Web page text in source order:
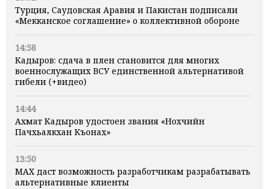
Турция, Саудовская Аравия и Пакистан подписали
«Мекканское соглашение» о коллективной обороне
14:58
Кадыров: сдача в плен становится для многих
военнослужащих ВСУ единственной альтернативой
гибели (+видео)
14:44
Ахмат Кадыров удостоен звания «Нохчийн
Пачхьалкхан Къонах»
13:50
MAX даст возможность разработчикам разрабатывать
альтернативные клиенты